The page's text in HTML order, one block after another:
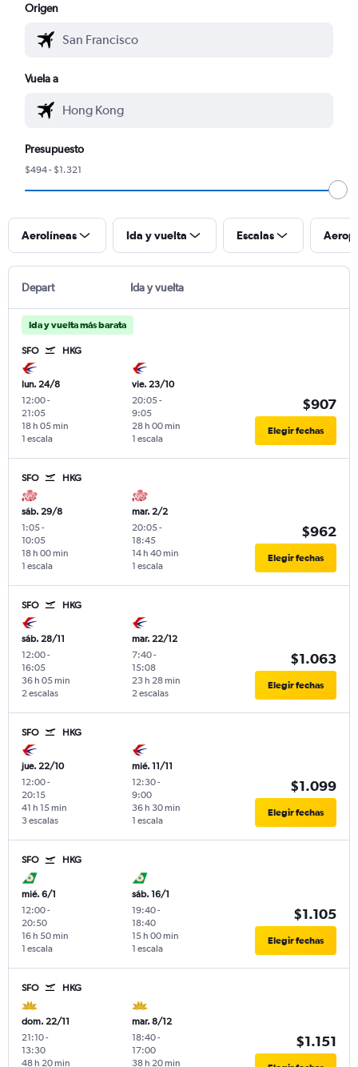
Origen
Vuela a
Presupuesto
$494 - $1.321
Aerolíneas Ida y vuelta Escalas
Depart Ida y vuelta
Ida y vuelta más barata
SFO HKG
lun. 24/8
12:00-
21:05
1 escala
18 h 05 min
vie. 23/10
20:05-
9:05
1 escala
28 h 00 min
$907
Elegir fechas
SFO HKG
sáb. 29/8
1:05-
10:05
1 escala
18 h 00 min
mar. 2/2
20:05-
18:45
1 escala
14 h 40 min
$962
Elegir fechas
SFO HKG
sáb. 28/11
12:00-
16:05
2 escalas
36 h 05 min
mar. 22/12
7:40-
15:08
2 escalas
23 h 28 min
$1.063
Elegir fechas
SFO HKG
jue. 22/10
12:00-
20:15
3 escalas
41 h 15 min
mié. 11/11
12:30-
9:00
1 escala
36 h 30 min
$1.099
Elegir fechas
SFO HKG
mié. 6/1
12:00-
20:50
1 escala
16 h 50 min
sáb. 16/1
19:40-
18:40
1 escala
15 h 00 min
$1.105
Elegir fechas
SFO HKG
dom. 22/11
21:10-
13:30
48 h 20 min
mar. 8/12
18:40-
17:00
38 h 20 min
$1.151